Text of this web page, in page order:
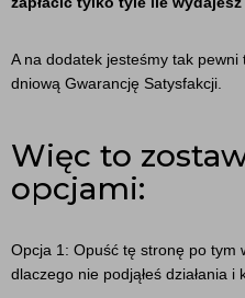
A na dodatek jesteśmy tak
dniową Gwarancję Satysfakcji.
Więc to
opcjami:
Opcja 1: Opuść tę stronę po tym
dlaczego nie podjąłeś działania